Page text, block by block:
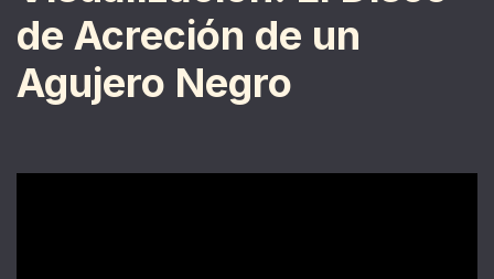
de Acreción de un
Agujero Negro